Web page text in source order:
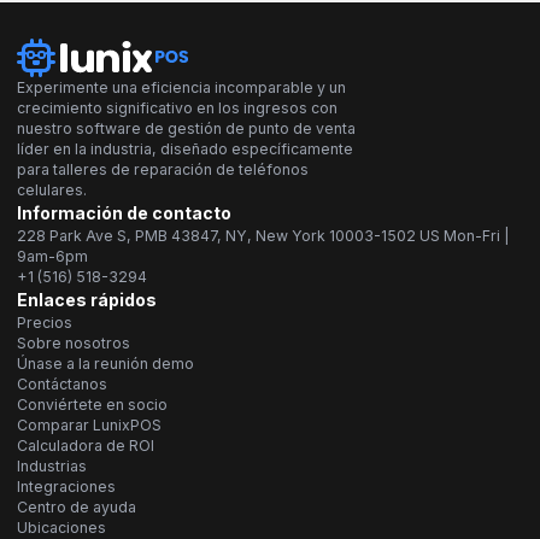
Experimente una eficiencia incomparable y un
crecimiento significativo en los ingresos con
nuestro software de gestión de punto de venta
líder en la industria, diseñado específicamente
para talleres de reparación de teléfonos
celulares.
Información de contacto
228 Park Ave S, PMB 43847, NY, New York 10003-1502 US Mon-Fri |
9am-6pm
+1 (516) 518-3294
Enlaces rápidos
Precios
Sobre nosotros
Únase a la reunión demo
Contáctanos
Conviértete en socio
Comparar LunixPOS
Calculadora de ROI
Industrias
Integraciones
Centro de ayuda
Ubicaciones